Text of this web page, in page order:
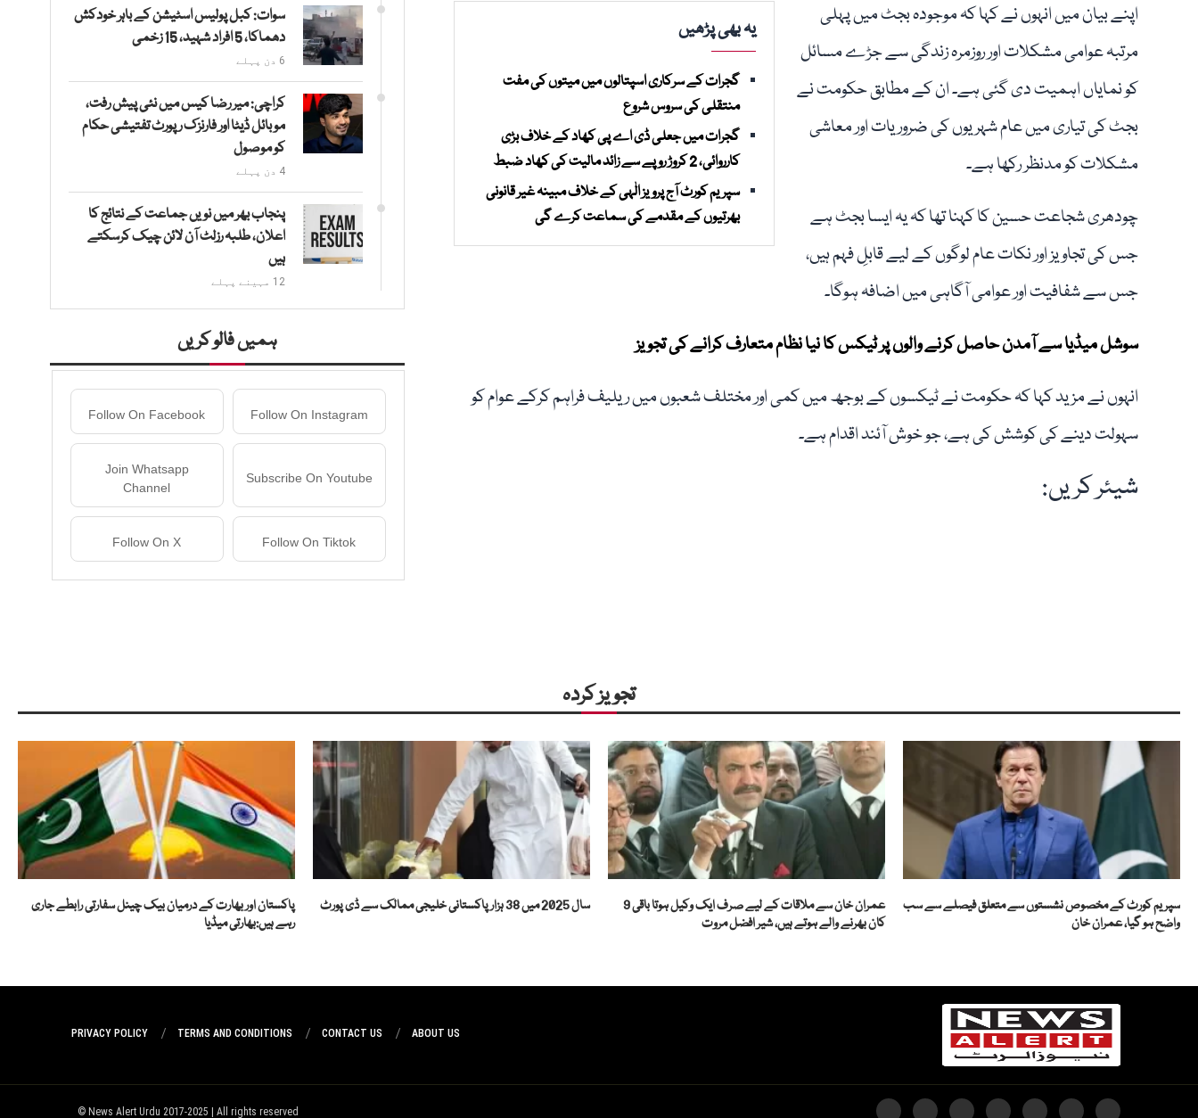
یہ بھی پڑھیں
گجرات کے سرکاری اسپتالوں میں میتوں کی مفت
منتقلی کی سروس شروع
گجرات میں جعلی ڈی اے پی کھاد کے خلاف بڑی
کارروائی، 2 کروڑ روپے سے زائد مالیت کی کھاد ضبط
سپریم کورٹ آج پرویز الٰہی کے خلاف مبینہ غیر قانونی
بھرتیوں کے مقدمے کی سماعت کرے گی
اپنے بیان میں انہوں نے کہا کہ موجودہ بجٹ میں پہلی
مرتبہ عوامی مشکلات اور روزمرہ زندگی سے جڑے مسائل
کو نمایاں اہمیت دی گئی ہے۔ ان کے مطابق حکومت نے
بجٹ کی تیاری میں عام شہریوں کی ضروریات اور معاشی
مشکلات کو مدنظر رکھا ہے۔
چودھری شجاعت حسین کا کہنا تھا کہ یہ ایسا بجٹ ہے
جس کی تجاویز اور نکات عام لوگوں کے لیے قابلِ فہم ہیں،
جس سے شفافیت اور عوامی آگاہی میں اضافہ ہوگا۔
سوشل میڈیا سے آمدن حاصل کرنے والوں پر ٹیکس کا نیا نظام متعارف کرانے کی تجویز
انہوں نے مزید کہا کہ حکومت نے ٹیکسوں کے بوجھ میں کمی اور مختلف شعبوں میں ریلیف فراہم کرکے عوام کو
سہولت دینے کی کوشش کی ہے، جو خوش آئند اقدام ہے۔
شیئر کریں:
سوات: کبل پولیس اسٹیشن کے باہر خودکش
دھماکا، 5 افراد شہید، 15 زخمی
6 دن پہلے
کراچی: میر رضا کیس میں نئی پیش رفت،
موبائل ڈیٹا اور فارنزک رپورٹ تفتیشی حکام
کو موصول
4 دن پہلے
پنجاب بھر میں نویں جماعت کے نتائج کا
اعلان، طلبہ رزلٹ آن لائن چیک کرسکتے
ہیں
12 مہینے پہلے
ہمیں فالو کریں
Follow On Instagram
Follow On Facebook
Subscribe On Youtube
Join Whatsapp
Channel
Follow On Tiktok
Follow On X
تجویز کردہ
سپریم کورٹ کے مخصوص نشستوں سے متعلق فیصلے سے سب
واضح ہو گیا، عمران خان
عمران خان سے ملاقات کے لیے صرف ایک وکیل ہوتا باقی 9
کان بھرنے والے ہوتے ہیں، شیر افضل مروت
سال 2025 میں 38 ہزار پاکستانی خلیجی ممالک سے ڈی پورٹ
پاکستان اور بھارت کے درمیان بیک چینل سفارتی رابطے جاری
رہے ہیں:بھارتی میڈیا
ABOUT US
CONTACT US
TERMS AND CONDITIONS
PRIVACY POLICY
News Alert Urdu 2017-2025 | All rights reserved ©